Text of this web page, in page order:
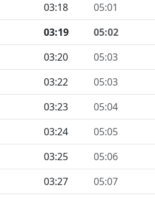
03:18 05:01
03:19 05:02
03:20 05:03
03:22 05:03
03:23 05:04
03:24 05:05
03:25 05:06
03:27 05:07